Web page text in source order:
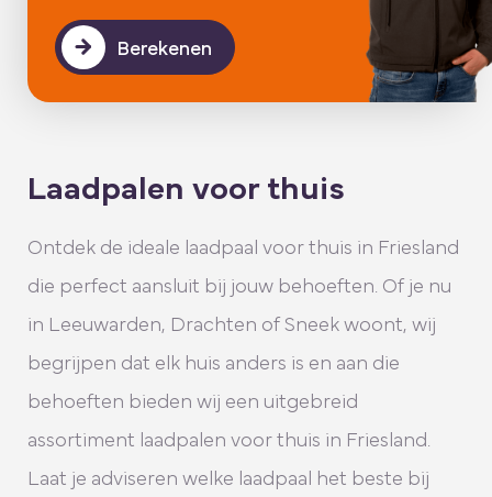
Berekenen
Laadpalen voor thuis
Ontdek de ideale laadpaal voor thuis in Friesland
die perfect aansluit bij jouw behoeften. Of je nu
in Leeuwarden, Drachten of Sneek woont, wij
begrijpen dat elk huis anders is en aan die
behoeften bieden wij een uitgebreid
assortiment laadpalen voor thuis in Friesland.
Laat je adviseren welke laadpaal het beste bij